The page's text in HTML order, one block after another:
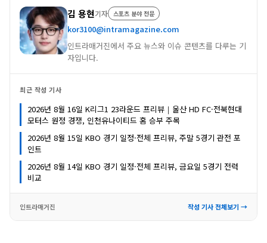
김 용현기자 스포츠 분야 전문
kor3100@intramagazine.com
인트라매거진에서 주요 뉴스와 이슈 콘텐츠를 다루는 기
자입니다.
최근 작성 기사
2026년 8월 16일 K리그1 23라운드 프리뷰｜울산 HD FC·전북현대
모터스 원정 경쟁, 인천유나이티드 홈 승부 주목
2026년 8월 15일 KBO 경기 일정·전체 프리뷰, 주말 5경기 관전 포
인트
2026년 8월 14일 KBO 경기 일정·전체 프리뷰, 금요일 5경기 전력
비교
인트라매거진 작성 기사 전체보기 →